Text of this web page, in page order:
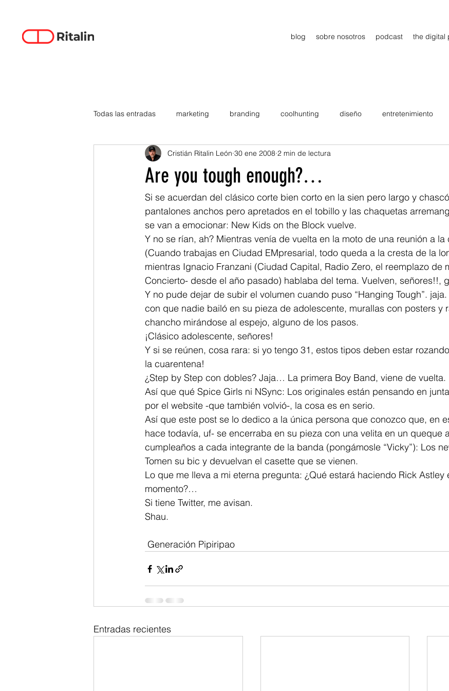
blog sobre nosotros podcast the digital
Todas las entradas marketing branding coolhunting diseño entretenimiento
data-driven creativity emprendimiento estrategia
smartphones tecnología Viajes tendencias Wow B2B Showcase
Are you tough enough?…
Cristián Ritalin León 30 ene 2008 2 min de lectura
Si se acuerdan del clásico corte bien corto en la sien pero largo y
pantalones anchos pero apretados en el tobillo y las chaquetas
se van a emocionar: New Kids on the Block vuelve.
Y no se rían, ah? Mientras venía de vuelta en la moto de una reunión a
(Cuando trabajas en Ciudad EMpresarial, todo queda a la cresta de la
mientras Ignacio Franzani (Ciudad Capital, Radio Zero, el reemplazo de
Concierto- desde el año pasado) hablaba del tema. Vuelven, señores!!,
Y no pude dejar de subir el volumen cuando puso “Hanging Tough”.
con que nadie bailó en su pieza de adolescente, murallas con posters y
chancho mirándose al espejo, alguno de los pasos.
¡Clásico adolescente, señores!
Y si se reúnen, cosa rara: si yo tengo 31, estos tipos deben estar
la cuarentena!
¿Step by Step con dobles? Jaja… La primera Boy Band, viene de vuelta.
Así que qué Spice Girls ni NSync: Los originales están pensando en
por el website -que también volvió-, la cosa es en serio.
Así que este post se lo dedico a la única persona que conozco que, en
hace todavía, uf- se encerraba en su pieza con una velita en un queque
cumpleaños a cada integrante de la banda (pongámosle “Vicky”): Los
Tomen su bic y devuelvan el casette que se vienen.
Lo que me lleva a mi eterna pregunta: ¿Qué estará haciendo Rick Astley
momento?…
Si tiene Twitter, me avisan.
Shau.
Generación Pipiripao
Entradas recientes